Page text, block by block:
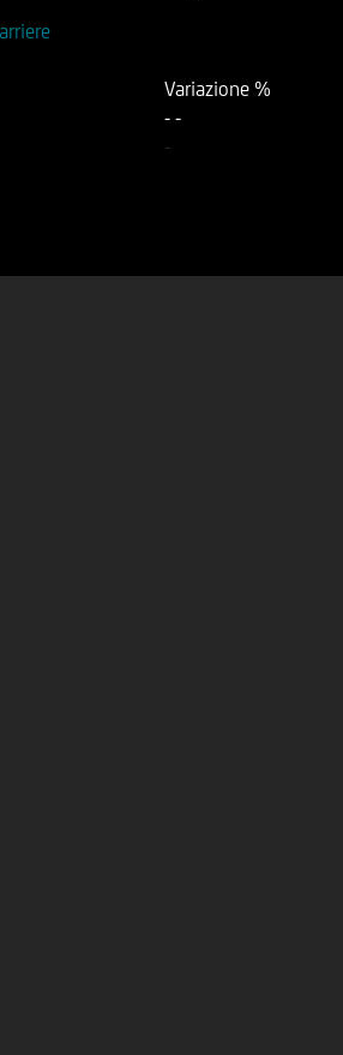
Variazione %
--
-